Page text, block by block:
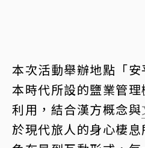
本次活動舉辦地點「
本時代所設的鹽業管
利用，結合漢方概念與
於現代旅人的身心棲